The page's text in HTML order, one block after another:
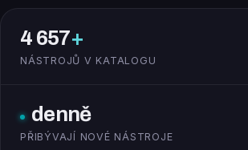
4 657+
NÁSTROJŮ V KATALOGU
denně
PŘIBÝVAJÍ NOVÉ NÁSTROJE